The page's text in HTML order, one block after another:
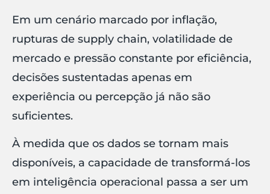
Em um cenário marcado por inflação,
rupturas de supply chain, volatilidade de
mercado e pressão constante por eficiência,
decisões sustentadas apenas em
experiência ou percepção já não são
suficientes.
À medida que os dados se tornam mais
disponíveis, a capacidade de transformá-los
em inteligência operacional passa a ser um